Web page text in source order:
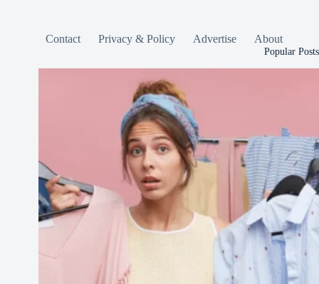
About
Advertise
Privacy & Policy
Contact
Popular Posts